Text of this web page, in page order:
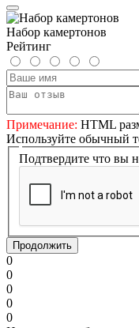
Набор камертонов
Рейтинг
Примечание: HTML
Используйте обычный
Подтвердите что вы
Продолжить
0
0
0
0
0